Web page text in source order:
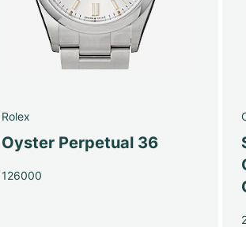
Rolex
Oyster Perpetual 36
126000